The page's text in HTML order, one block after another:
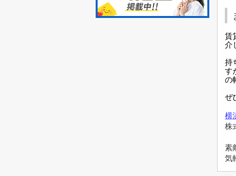
賃
介
持
す
の
ぜ
横
株
素
気